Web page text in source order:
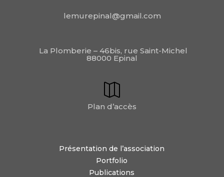
lemurepinal@gmail.com
La Plomberie – 46bis, rue Saint-Michel
88000 Epinal
Plan d’accès
Présentation de l’association
Portfolio
Publications